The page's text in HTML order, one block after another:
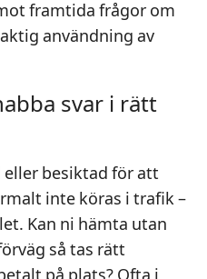
framtida frågor om
användning av
svar i rätt
eller besiktad för att
inte köras i trafik –
Kan ni hämta utan
så tas rätt
på plats? Ofta i